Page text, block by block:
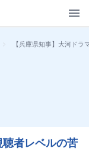
> 【兵庫県知事】大河ド
聴者レベルの苦